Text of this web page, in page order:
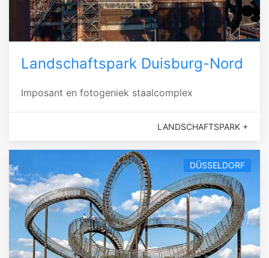
Landschaftspark Duisburg-Nord
Imposant en fotogeniek staalcomplex
LANDSCHAFTSPARK +
DÜSSELDORF